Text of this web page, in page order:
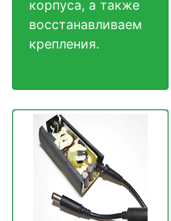
корпуса, а также
восстанавливаем
крепления.